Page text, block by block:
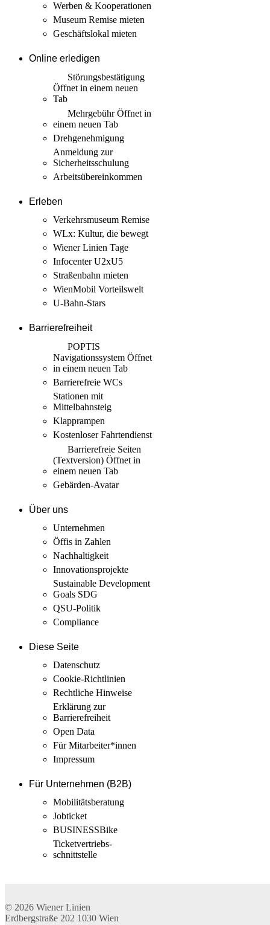
Werben & Kooperationen
Museum Remise mieten
Geschäftslokal mieten
Online erledigen
Störungs­bestätigung
Öffnet in einem neuen
Tab
MehrgebührÖffnet in
einem neuen Tab
Drehgenehmigung
Anmeldung zur
Sicherheits­schulung
Arbeits­übereinkommen
Erleben
Verkehrsmuseum Remise
WLx: Kultur, die bewegt
Wiener Linien Tage
Infocenter U2xU5
Straßenbahn mieten
WienMobil Vorteilswelt
U-Bahn-Stars
Barrierefreiheit
POPTIS
Navigationssystem Öffnet
in einem neuen Tab
Barrierefreie WCs
Stationen mit
Mittelbahnsteig
Klapprampen
Kostenloser Fahrtendienst
Barrierefreie Seiten
(Textversion) Öffnet in
einem neuen Tab
Gebärden-Avatar
Über uns
Unternehmen
Öffis in Zahlen
Nachhaltigkeit
Innovations­projekte
Sustainable Development
Goals SDG
QSU-Politik
Compliance
Diese Seite
Datenschutz
Cookie-Richtlinien
Rechtliche Hinweise
Erklärung zur
Barrierefreiheit
Open Data
Für Mitarbeiter­*innen
Impressum
Für Unternehmen (B2B)
Mobilitäts­beratung
Jobticket
BUSINESSBike
Ticketvertriebs­
schnittstelle
© 2026 Wiener Linien
Erdbergstraße 202 1030 Wien